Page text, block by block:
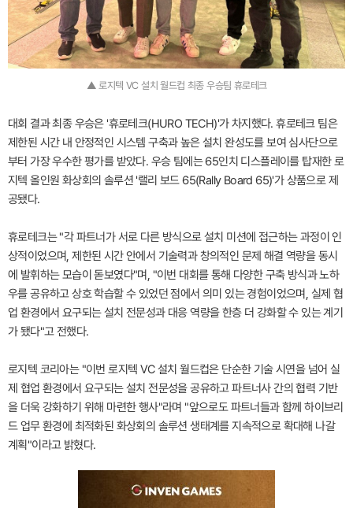
▲ 로지텍 VC 설치 월드컵 최종 우승팀 휴로테크
대회 결과 최종 우승은 '휴로테크(HURO TECH)'가 차지했다. 휴로테크 팀은
제한된 시간 내 안정적인 시스템 구축과 높은 설치 완성도를 보여 심사단으로
부터 가장 우수한 평가를 받았다. 우승 팀에는 65인치 디스플레이를 탑재한 로
지텍 올인원 화상회의 솔루션 '랠리 보드 65(Rally Board 65)'가 상품으로 제
공됐다.
휴로테크는 "각 파트너가 서로 다른 방식으로 설치 미션에 접근하는 과정이 인
상적이었으며, 제한된 시간 안에서 기술력과 창의적인 문제 해결 역량을 동시
에 발휘하는 모습이 돋보였다"며, "이번 대회를 통해 다양한 구축 방식과 노하
우를 공유하고 상호 학습할 수 있었던 점에서 의미 있는 경험이었으며, 실제 협
업 환경에서 요구되는 설치 전문성과 대응 역량을 한층 더 강화할 수 있는 계기
가 됐다"고 전했다.
로지텍 코리아는 "이번 로지텍 VC 설치 월드컵은 단순한 기술 시연을 넘어 실
제 협업 환경에서 요구되는 설치 전문성을 공유하고 파트너사 간의 협력 기반
을 더욱 강화하기 위해 마련한 행사"라며 "앞으로도 파트너들과 함께 하이브리
드 업무 환경에 최적화된 화상회의 솔루션 생태계를 지속적으로 확대해 나갈
계획"이라고 밝혔다.